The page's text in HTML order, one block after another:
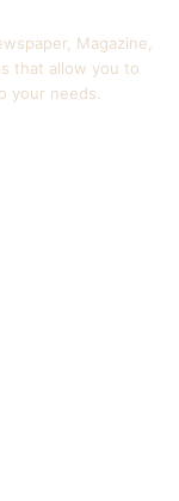
Magazine,
that allow you to
your needs.